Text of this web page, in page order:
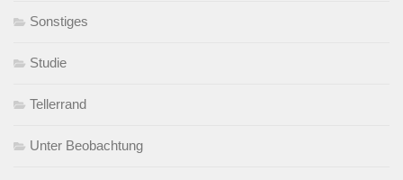
Sonstiges
Studie
Tellerrand
Unter Beobachtung